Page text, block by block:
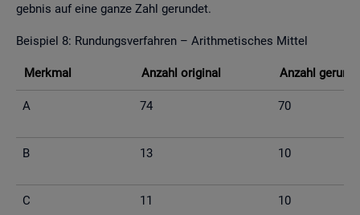
geb­nis auf eine ganze Zahl ge­run­det.
Bei­spiel 8: Run­dungs­ver­fah­ren – Arith­me­ti­sches Mit­tel
Merk­mal An­zahl ori­gi­nal An­zahl
A 74 70
B 13 10
C 11 10